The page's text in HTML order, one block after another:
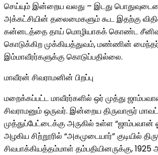
செய்யும் இன்றைய வலது – இடது
அக்கட்சியின் தலைமைகளும் கூட இதற்கு
கன்னடத்தை தாய் மொழியாகக் கொண்ட
கொடுக்கிற முக்கியத்துவம், மண்ணின்
இம்மாவீரர்களுக்கு கொடுப்பதில்லை.
மாவீரன் சிவராமனின் பிறப்பு
மறைக்கப்பட்ட மாவீரர்களில் ஒர் முத்து
சிவராமனும் ஒருவர். இன்றைய திருவாரூர்
முத்துப்பேட்டைக்கு அருகில் உள்ள
அழகிய சிற்றூரில் “அகமுடையார்” குடியில்
சிவபாக்கியத்தம்மாள் தம்பதியினருக்கு,